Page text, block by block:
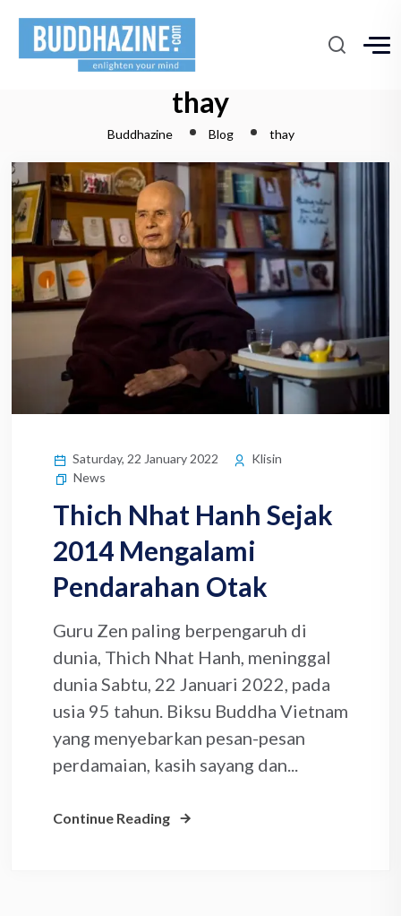
thay
Buddhazine Blog thay
Saturday, 22 January 2022
Klisin
News
Thich Nhat Hanh Sejak
2014 Mengalami
Pendarahan Otak
Guru Zen paling berpengaruh di
dunia, Thich Nhat Hanh, meninggal
dunia Sabtu, 22 Januari 2022, pada
usia 95 tahun. Biksu Buddha Vietnam
yang menyebarkan pesan-pesan
perdamaian, kasih sayang dan...
Continue Reading